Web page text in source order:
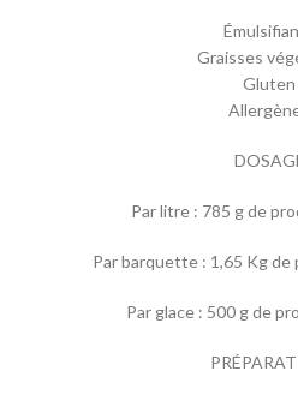
Graisses
Gluten
Par litre : 785 g de
Par barquette : 1,65 Kg de
Par glace : 500 g de